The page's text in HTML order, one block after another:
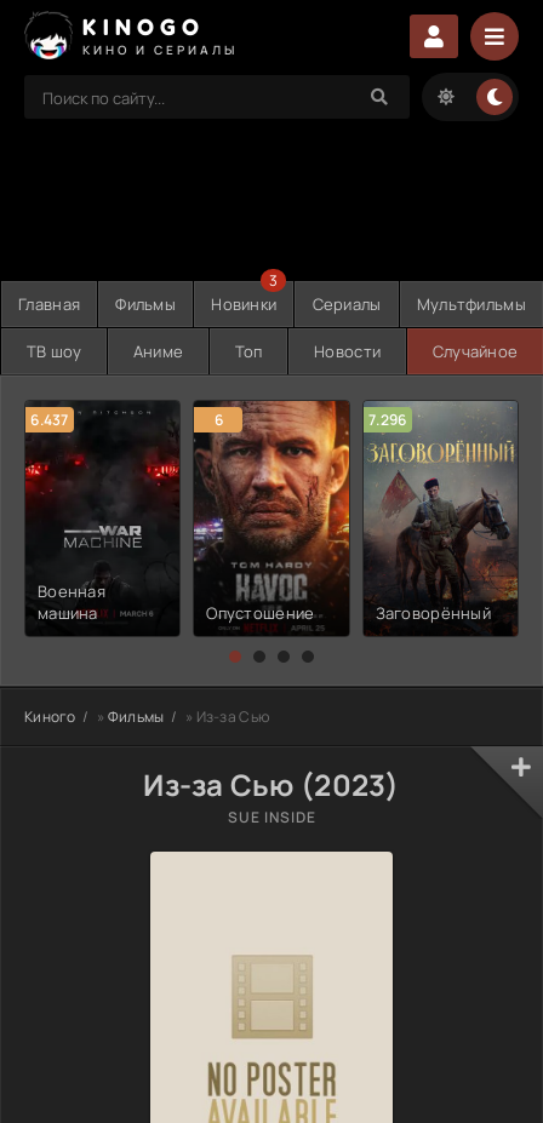
KINOGO
КИНО И СЕРИАЛЫ
Главная Фильмы Новинки
3
Сериалы Мультфильмы
ТВ шоу Аниме Топ Новости Случайное
6.437
Военная
машина
6
Опустошение
7.296
Заговорённый
Киного » Фильмы » Из-за Сью
Из-за Сью (2023)
SUE INSIDE